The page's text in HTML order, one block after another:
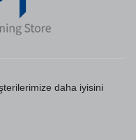
daha iyisini